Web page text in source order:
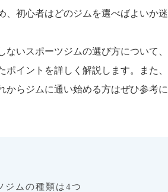
、初心者はどのジムを選べばよいか
ないスポーツジムの選び方について
ポイントを詳しく解説します。また
からジムに通い始める方はぜひ参考に
ジムの種類は4つ